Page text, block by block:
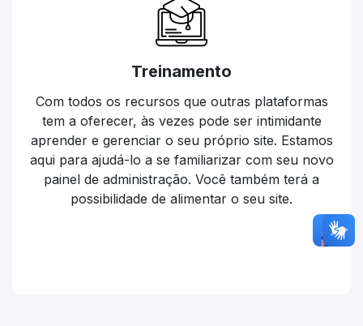
Treinamento
Com todos os recursos que outras plataformas
tem a oferecer, às vezes pode ser intimidante
aprender e gerenciar o seu próprio site. Estamos
aqui para ajudá-lo a se familiarizar com seu novo
painel de administração. Você também terá a
possibilidade de alimentar o seu site.